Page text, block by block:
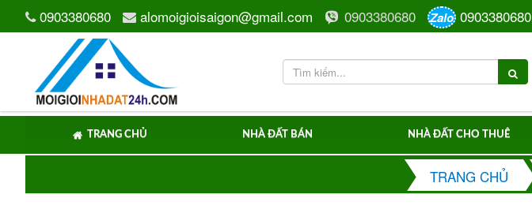
0903380680 alomoigioisaigon@gmail.com 0903380680 Zalo 0903380680
TRANG CHỦ NHÀ ĐẤT BÁN NHÀ ĐẤT CHO THUÊ
TRANG CHỦ